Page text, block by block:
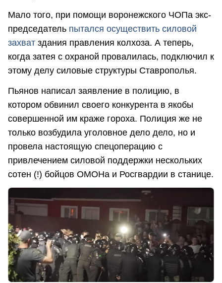
Мало того, при помощи воронежского ЧОПа экс-
председатель пытался осуществить силовой
захват здания правления колхоза. А теперь,
когда затея с охраной провалилась, подключил к
этому делу силовые структуры Ставрополья.
Пьянов написал заявление в полицию, в
котором обвинил своего конкурента в якобы
совершенной им краже гороха. Полиция же не
только возбудила уголовное дело дело, но и
провела настоящую спецоперацию с
привлечением силовой поддержки нескольких
сотен (!) бойцов ОМОНа и Росгвардии в станице.